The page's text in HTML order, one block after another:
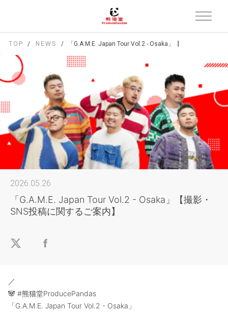
TOP NEWS 「G.A.M.E. Japan Tour Vol.2 - Osaka」【撮影・SNS投稿
2026.05.26
「G.A.M.E. Japan Tour Vol.2 - Osaka」【撮影・
SNS投稿に関するご案内】
／
🐼 #熊猫堂ProducePandas
「G.A.M.E. Japan Tour Vol.2 - Osaka」